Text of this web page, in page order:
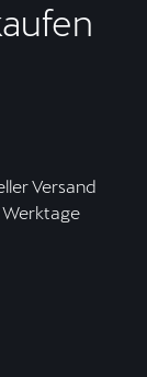
Versand
Werktage